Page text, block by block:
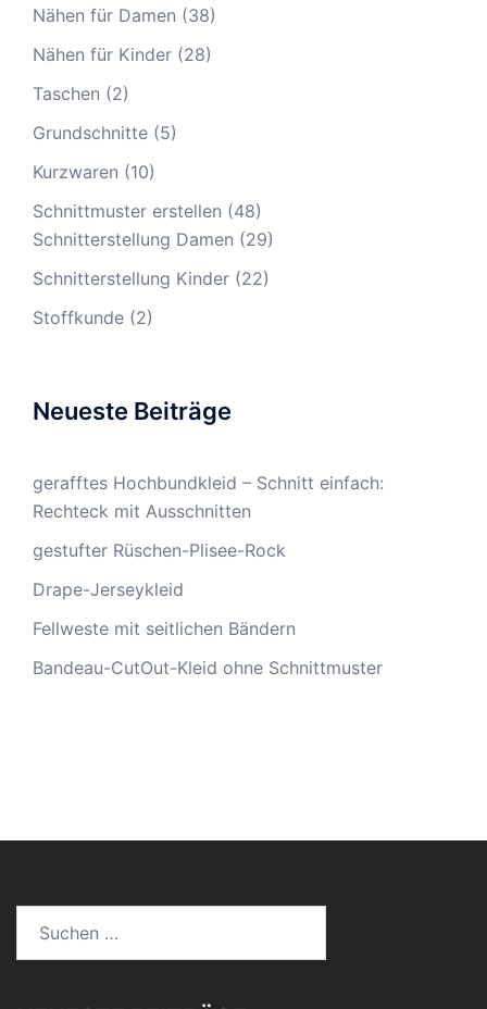
Nähen für Damen (38)
Nähen für Kinder (28)
Taschen (2)
Grundschnitte (5)
Kurzwaren (10)
Schnittmuster erstellen (48)
Schnitterstellung Damen (29)
Schnitterstellung Kinder (22)
Stoffkunde (2)
Neueste Beiträge
gerafftes Hochbundkleid – Schnitt einfach:
Rechteck mit Ausschnitten
gestufter Rüschen-Plisee-Rock
Drape-Jerseykleid
Fellweste mit seitlichen Bändern
Bandeau-CutOut-Kleid ohne Schnittmuster
nach: